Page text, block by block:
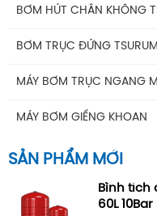
BƠM HÚT CHÂN KHÔNG
BƠM TRỤC ĐỨNG
MÁY BƠM TRỤC NGANG
MÁY BƠM GIẾNG KHOAN
SẢN PHẨM MỚI
Bình tích
60L 10Bar